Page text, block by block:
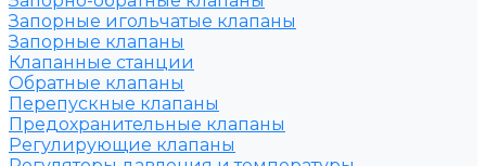
Запорные игольчатые клапаны
Запорные клапаны
Клапанные станции
Обратные клапаны
Перепускные клапаны
Предохранительные клапаны
Регулирующие клапаны